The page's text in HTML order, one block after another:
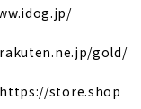
gold/
https://store.shop